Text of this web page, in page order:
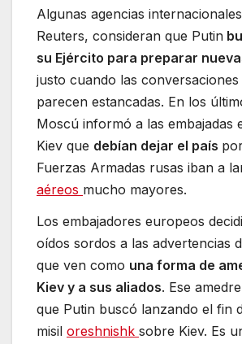
Algunas agencias
Reuters, consideran que Putin
su Ejército para preparar
justo cuando las conversaciones
parecen estancadas. En los
Moscú informó a las embajadas
Kiev que debían dejar el país
Fuerzas Armadas rusas iban a
aéreos mucho mayores.
Los embajadores europeos
oídos sordos a las advertencias
que ven como una forma de
Kiev y a sus aliados. Ese
que Putin buscó lanzando el fin
misil oreshnishk sobre Kiev. Es